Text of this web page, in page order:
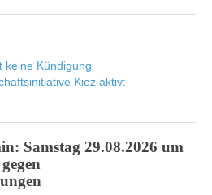
keine Kündigung
Kiez aktiv:
Samstag 29.08.2026 um